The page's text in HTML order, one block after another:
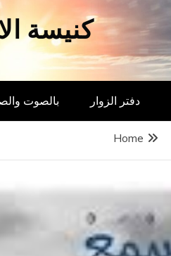
كنيسة
دفتر الزوار بالصوت
Home